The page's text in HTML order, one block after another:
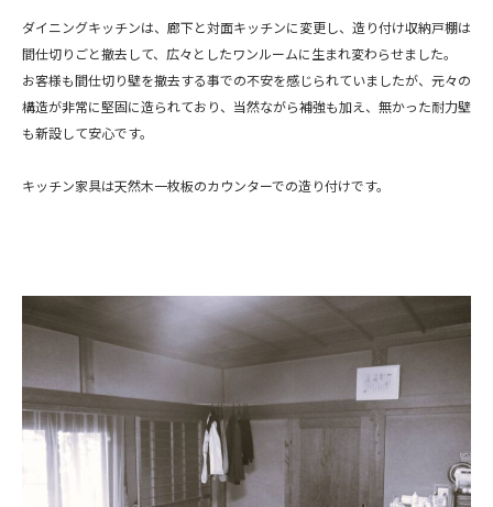
ダイニングキッチンは、廊下と対面キッチンに変更し、造り付け収納戸棚は
間仕切りごと撤去して、広々としたワンルームに生まれ変わらせました。
お客様も間仕切り壁を撤去する事での不安を感じられていましたが、元々の
構造が非常に堅固に造られており、当然ながら補強も加え、無かった耐力壁
も新設して安心です。
キッチン家具は天然木一枚板のカウンターでの造り付けです。